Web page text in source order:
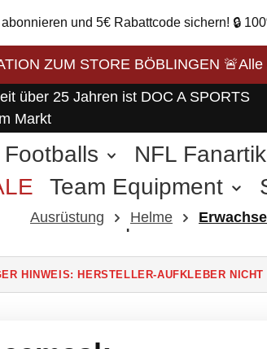
und 5€ Rabattcode sichern! 🔒
ZUM STORE BÖBLINGEN
über 25 Jahren ist DOC A SPORTS
Markt
Footballs NFL
Team Equipment
weitere Sportarten
Ausrüstung Helme
HINWEIS: HERSTELLER-AUFKLEBER NICHT